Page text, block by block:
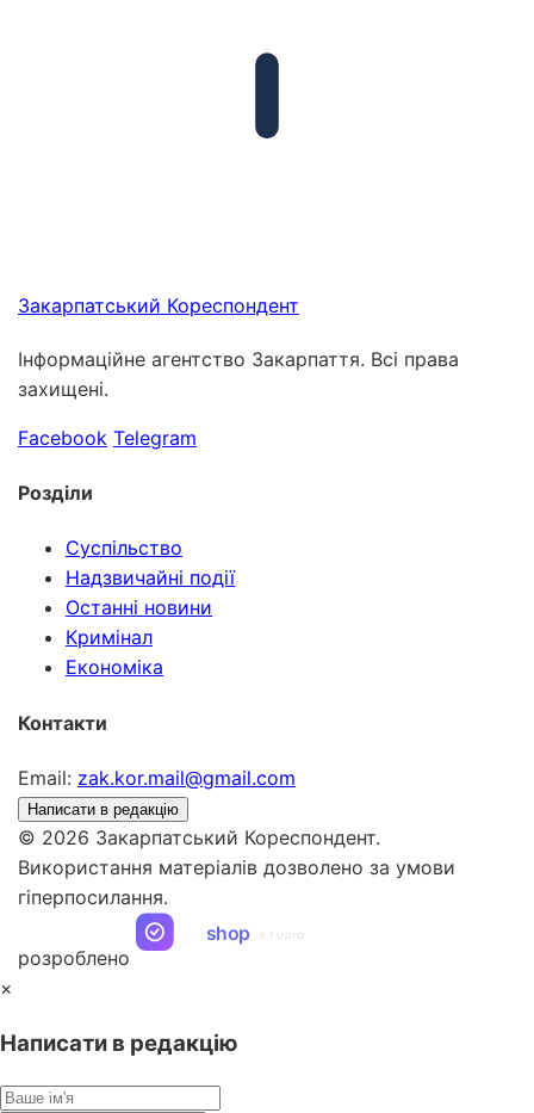
Закарпатський Кореспондент
Інформаційне агентство Закарпаття. Всі права
захищені.
Facebook Telegram
Розділи
Суспільство
Надзвичайні події
Останні новини
Кримінал
Економіка
Контакти
Email: zak.kor.mail@gmail.com
Написати в редакцію
© 2026 Закарпатський Кореспондент.
Використання матеріалів дозволено за умови
гіперпосилання.
розроблено
shop STUDIO
×
Написати в редакцію